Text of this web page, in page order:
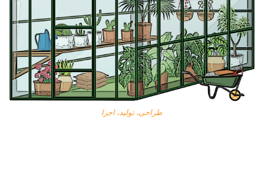
طراحی، تولید، اجرا